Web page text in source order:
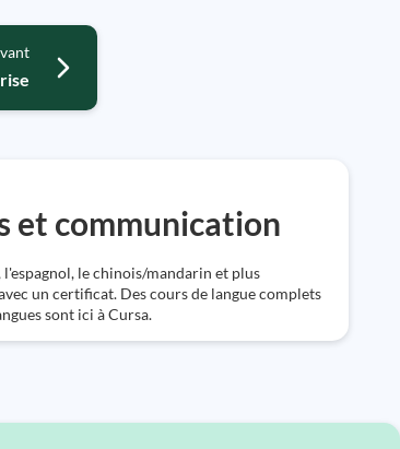
et communication
l'espagnol, le chinois/mandarin et plus
un certificat. Des cours de langue complets
sont ici à Cursa.